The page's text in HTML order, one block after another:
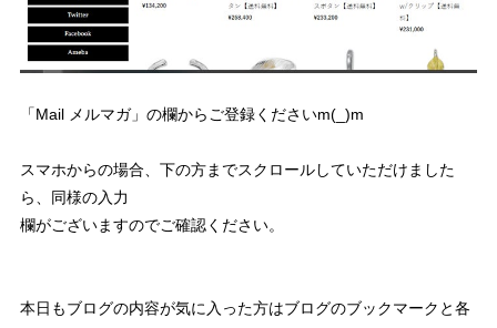
「Mail メルマガ」の欄からご登録くださいm(_)m
スマホからの場合、下の方までスクロールしていただけました
ら、同様の入力
欄がございますのでご確認ください。
本日もブログの内容が気に入った方はブログのブックマークと各